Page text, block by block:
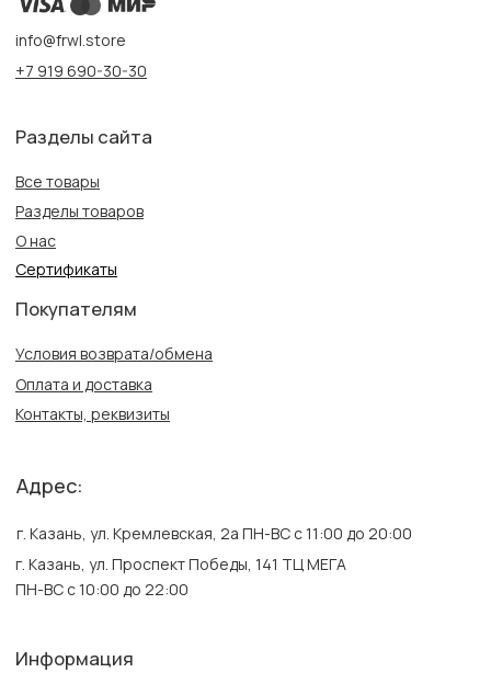
Публичная оферта
Создание сайта